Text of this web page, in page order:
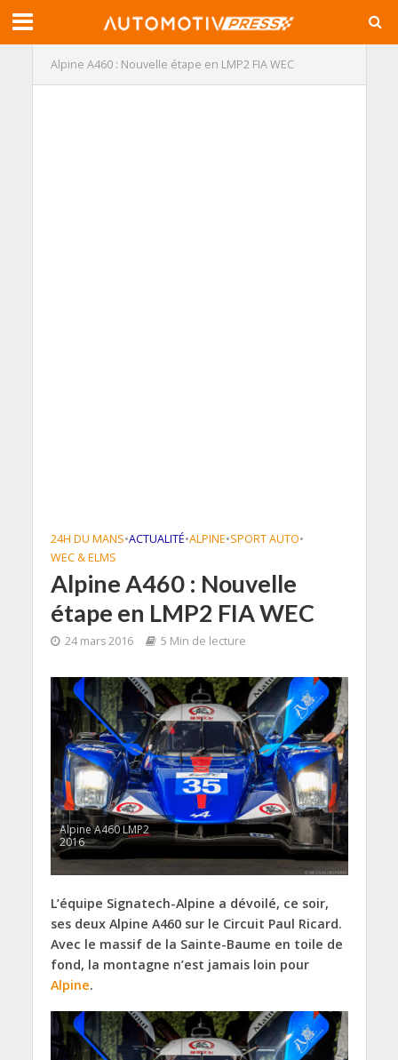
Alpine A460 : Nouvelle étape en LMP2 FIA WEC
24H DU MANS•ACTUALITÉ•ALPINE•SPORT AUTO•
WEC & ELMS
Alpine A460 : Nouvelle
étape en LMP2 FIA WEC
24 mars 2016 5 Min de lecture
Alpine A460 LMP2
2016
L’équipe Signatech-Alpine a dévoilé, ce soir,
ses deux Alpine A460 sur le Circuit Paul Ricard.
Avec le massif de la Sainte-Baume en toile de
fond, la montagne n’est jamais loin pour
Alpine.